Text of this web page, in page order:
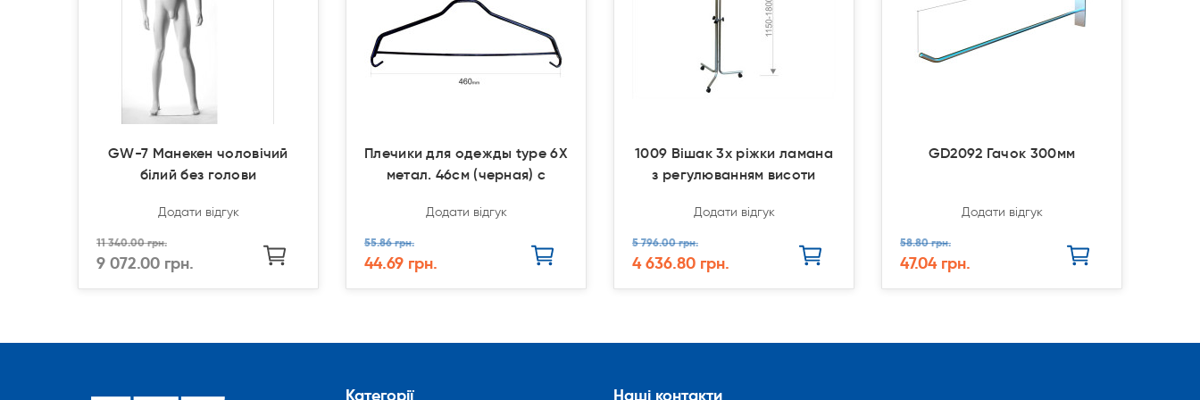
GW-7 Манекен чоловічий
білий без голови
Додати відгук
11 340.00 грн.
9 072.00 грн.
Плечики для одежды type 6Х
метал. 46см (черная) с
Додати відгук
55.86 грн.
44.69 грн.
1009 Вішак 3х ріжки ламана
з регулюванням висоти
Додати відгук
5 796.00 грн.
4 636.80 грн.
GD2092 Гачок 300мм
Додати відгук
58.80 грн.
47.04 грн.
Категорії Наші контакти